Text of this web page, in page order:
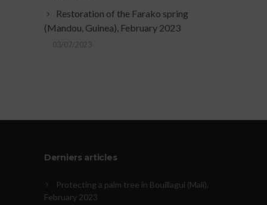
Restoration of the Farako spring
(Mandou, Guinea), February 2023
03/07/2023
Derniers articles
Protecting a palm tree in Bouillagui (Mali),
February 2023